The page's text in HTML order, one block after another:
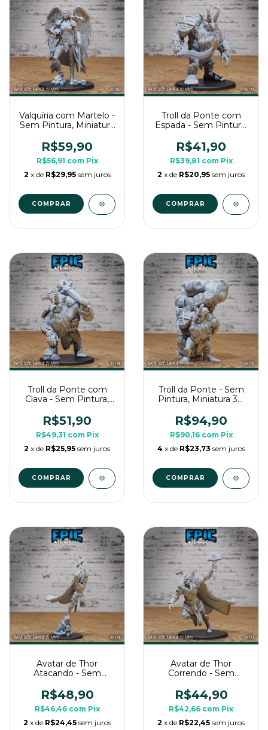
Valquíria com Martelo -
Sem Pintura, Miniatura
de Mesa
R$59,90
R$56,91 com Pix
2 x de R$29,95 sem juros
Troll da Ponte com
Espada - Sem Pintura,
Para RPG de Mesa
R$41,90
R$39,81 com Pix
2 x de R$20,95 sem juros
Troll da Ponte com
Clava - Sem Pintura,
Para RPG de Mesa
R$51,90
R$49,31 com Pix
2 x de R$25,95 sem juros
Troll da Ponte - Sem
Pintura, Miniatura 3D
Mesa
R$94,90
R$90,16 com Pix
4 x de R$23,73 sem juros
Avatar de Thor
Atacando - Sem
Grande Para RPG de
Mesa
R$48,90
R$46,46 com Pix
2 x de R$24,45 sem juros
Avatar de Thor
Correndo - Sem
Grande Para RPG de
Mesa
R$44,90
R$42,66 com Pix
2 x de R$22,45 sem juros